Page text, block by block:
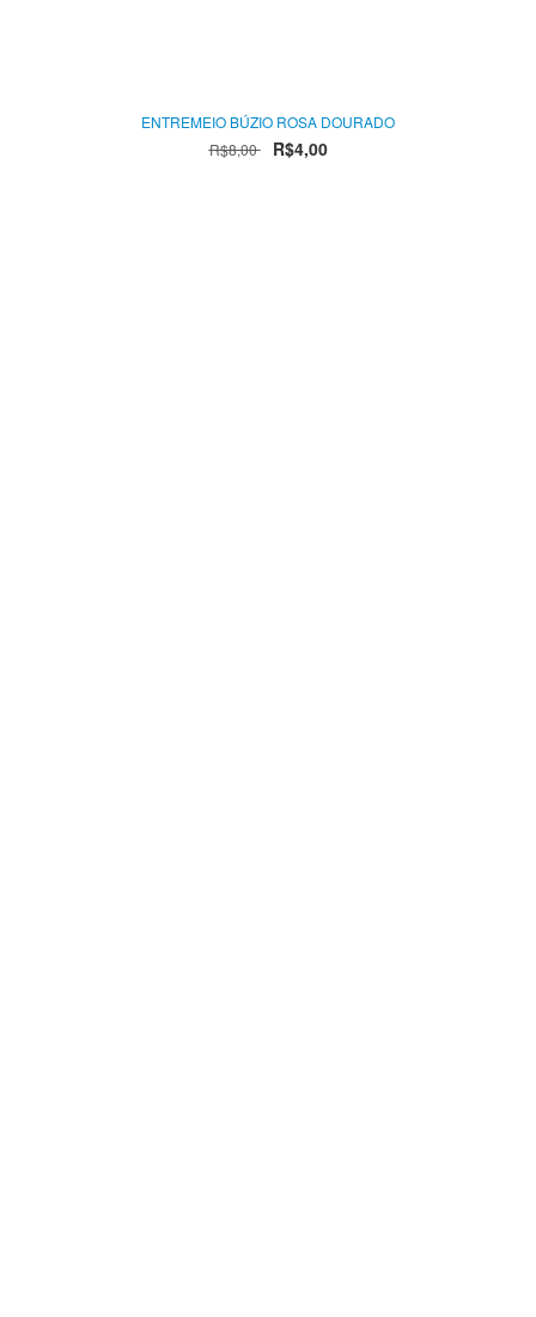
ENTREMEIO BÚZIO ROSA DOURADO
R$8,00
R$4,00